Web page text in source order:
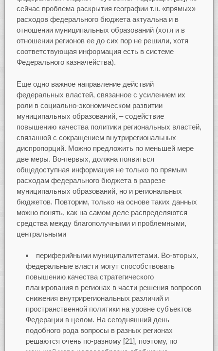
сейчас проблема раскрытия географии т.н. «прямых»
расходов федерального бюджета актуальна и в
отношении муниципальных образований (хотя и в
отношении регионов ее до сих пор не решили, хотя
соответствующая информация есть в системе
Федерального казначейства).
Еще одно важное направление действий
федеральных властей, связанное с усилением их
роли в социально-экономическом развитии
муниципальных образований, – содействие
повышению качества политики региональных властей,
связанной с сокращением внутрирегиональных
диспропорций. Можно предложить по меньшей мере
две меры. Во-первых, должна появиться
общедоступная информация не только по прямым
расходам федерального бюджета в разрезе
муниципальных образований, но и региональных
бюджетов. Повторим, только на основе таких данных
можно понять, как на самом деле распределяются
средства между благополучными и проблемными,
центральными
периферийными муниципалитетами. Во-вторых,
федеральные власти могут способствовать
повышению качества стратегического
планирования в регионах в части решения вопросов
снижения внутрирегиональных различий и
пространственной политики на уровне субъектов
Федерации в целом. На сегодняшний день
подобного рода вопросы в разных регионах
решаются очень по-разному [21], поэтому, по